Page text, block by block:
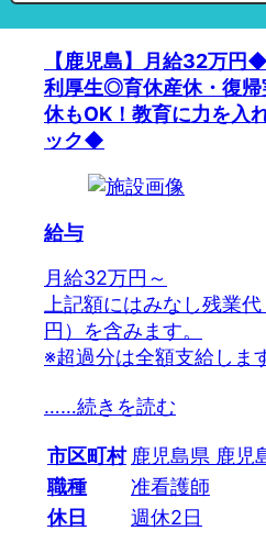
【鹿児島】月給32万
利厚生◎育休産休・復
休もOK！教育に力を入
ック◆
給与
月給32万円～
上記額にはみなし残業
円）を含みます。
※超過分は全額支給しま
……続きを読む
市区町村 鹿児島県 鹿児
職種
准看護師
休日
週休2日